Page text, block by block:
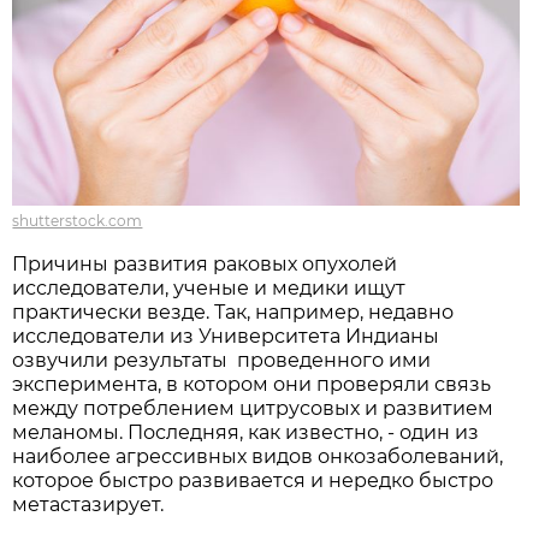
shutterstock.com
Причины развития раковых опухолей
исследователи, ученые и медики ищут
практически везде. Так, например, недавно
исследователи из Университета Индианы
озвучили результаты проведенного ими
эксперимента, в котором они проверяли связь
между потреблением цитрусовых и развитием
меланомы. Последняя, как известно, - один из
наиболее агрессивных видов онкозаболеваний,
которое быстро развивается и нередко быстро
метастазирует.